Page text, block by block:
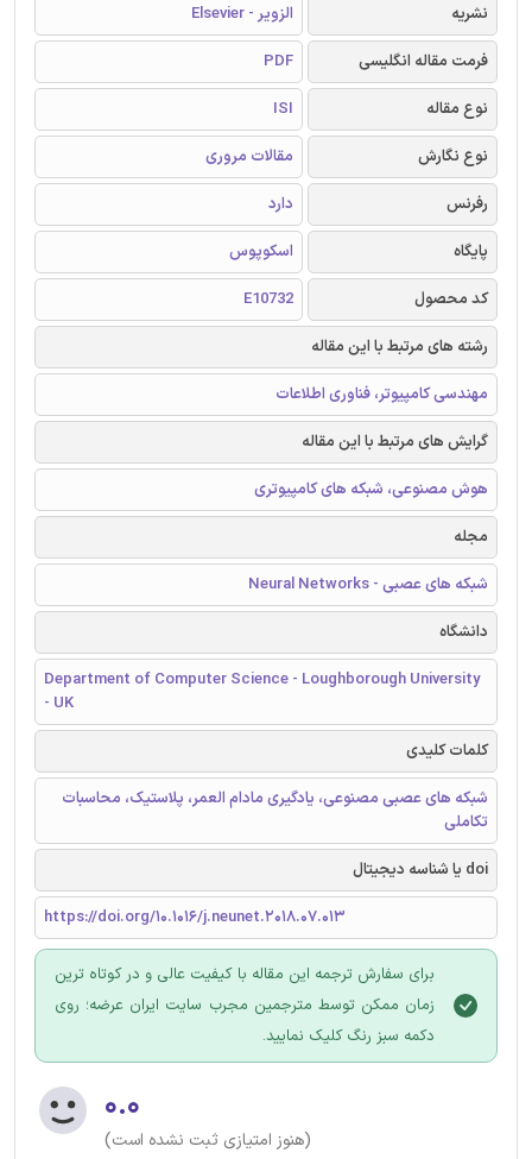
نشریه
الزویر - Elsevier
فرمت مقاله انگلیسی
PDF
نوع مقاله
ISI
نوع نگارش
مقالات مروری
رفرنس
دارد
پایگاه
اسکوپوس
کد محصول
E10732
رشته های مرتبط با این مقاله
مهندسی کامپیوتر، فناوری اطلاعات
گرایش های مرتبط با این مقاله
هوش مصنوعی، شبکه های کامپیوتری
مجله
شبکه های عصبی - Neural Networks
دانشگاه
Department of Computer Science - Loughborough University
- UK
کلمات کلیدی
شبکه های عصبی مصنوعی، یادگیری مادام العمر، پلاستیک، محاسبات
تکاملی
doi یا شناسه دیجیتال
https://doi.org/10.1016/j.neunet.2018.07.013
برای سفارش ترجمه این مقاله با کیفیت عالی و در کوتاه ترین
زمان ممکن توسط مترجمین مجرب سایت ایران عرضه؛ روی
دکمه سبز رنگ کلیک نمایید.
۰.۰
(هنوز امتیازی ثبت نشده است)